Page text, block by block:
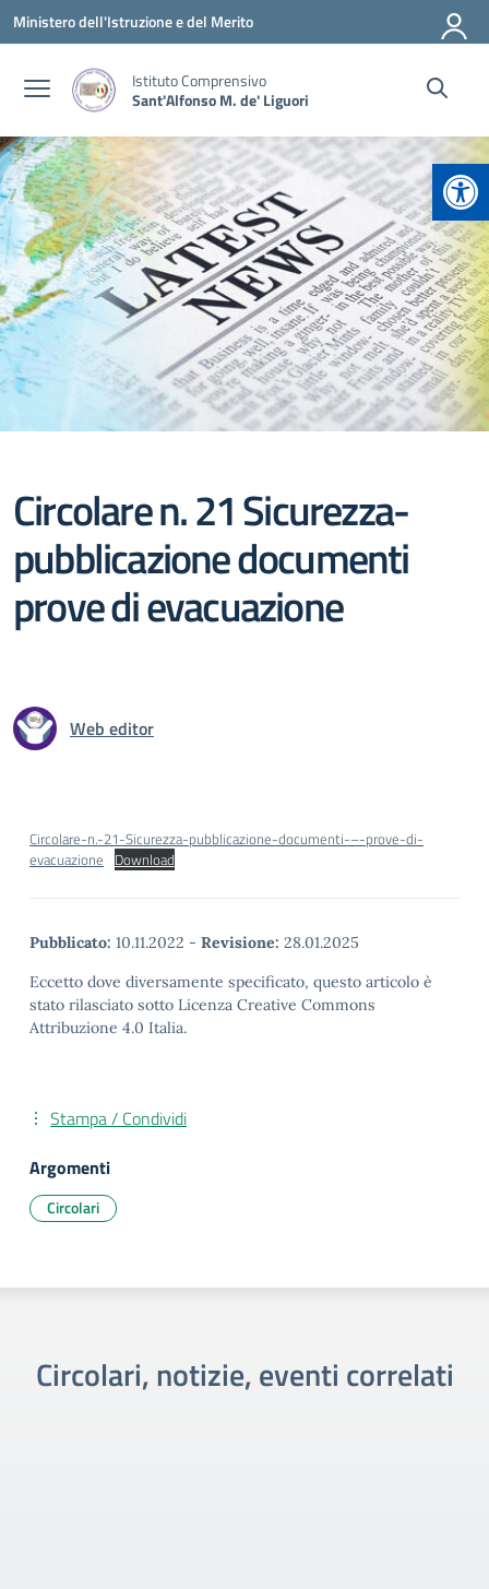
Vai ai contenuti
Vai al menu di navigazione
Vai al footer
Ministero dell'Istruzione e del Merito
Istituto Comprensivo
Sant'Alfonso M. de' Liguori
Circolare n. 21 Sicurezza-
pubblicazione documenti
prove di evacuazione
Web editor
Circolare-n.-21-Sicurezza-pubblicazione-documenti-–-prove-di-
evacuazione Download
Pubblicato: 10.11.2022 - Revisione: 28.01.2025
Eccetto dove diversamente specificato, questo articolo è
stato rilasciato sotto Licenza Creative Commons
Attribuzione 4.0 Italia.
Stampa / Condividi
Argomenti
Circolari
Circolari, notizie, eventi correlati